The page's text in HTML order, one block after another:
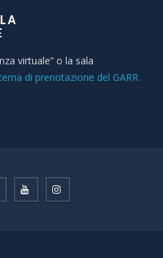
virtuale” o la sala
di prenotazione del GARR.